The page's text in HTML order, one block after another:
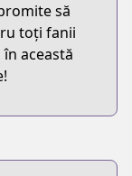
să
toți fanii
această